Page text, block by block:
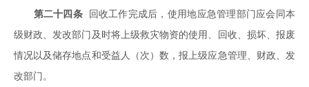
第二十四条
回收工作完成后，使用地应急管理部门应会同本
级财政、发改部门及时将上级救灾物资的使用、回收、损坏、报废
情况以及储存地点和受益人（次）数，报上级应急管理、财政、发
改部门。